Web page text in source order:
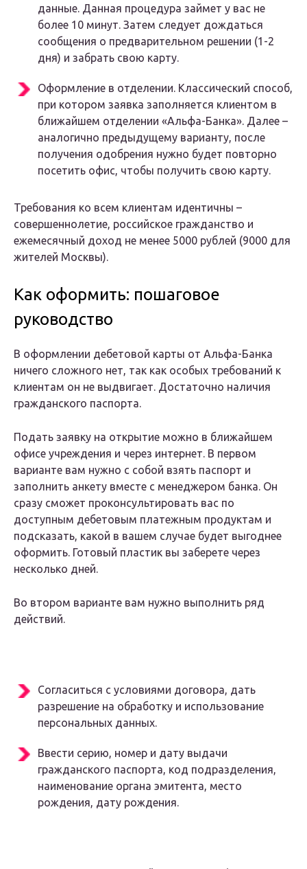
данные. Данная процедура займет у вас не
более 10 минут. Затем следует дождаться
сообщения о предварительном решении (1-2
дня) и забрать свою карту.
Оформление в отделении. Классический способ,
при котором заявка заполняется клиентом в
ближайшем отделении «Альфа-Банка». Далее –
аналогично предыдущему варианту, после
получения одобрения нужно будет повторно
посетить офис, чтобы получить свою карту.
Требования ко всем клиентам идентичны –
совершеннолетие, российское гражданство и
ежемесячный доход не менее 5000 рублей (9000 для
жителей Москвы).
Как оформить: пошаговое
руководство
В оформлении дебетовой карты от Альфа-Банка
ничего сложного нет, так как особых требований к
клиентам он не выдвигает. Достаточно наличия
гражданского паспорта.
Подать заявку на открытие можно в ближайшем
офисе учреждения и через интернет. В первом
варианте вам нужно с собой взять паспорт и
заполнить анкету вместе с менеджером банка. Он
сразу сможет проконсультировать вас по
доступным дебетовым платежным продуктам и
подсказать, какой в вашем случае будет выгоднее
оформить. Готовый пластик вы заберете через
несколько дней.
Во втором варианте вам нужно выполнить ряд
действий.
Согласиться с условиями договора, дать
разрешение на обработку и использование
персональных данных.
Ввести серию, номер и дату выдачи
гражданского паспорта, код подразделения,
наименование органа эмитента, место
рождения, дату рождения.